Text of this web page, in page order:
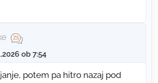
ob 7:54
potem pa hitro nazaj pod